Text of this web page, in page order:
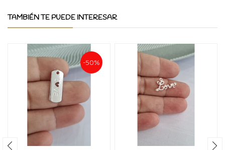
TAMBIÉN TE PUEDE INTERESAR
-50%